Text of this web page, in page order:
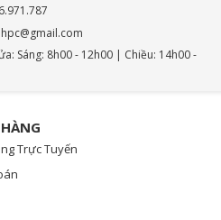
Sáng: 8h00 - 12h00 | Chiều: 14h00 -
Trực Tuyến